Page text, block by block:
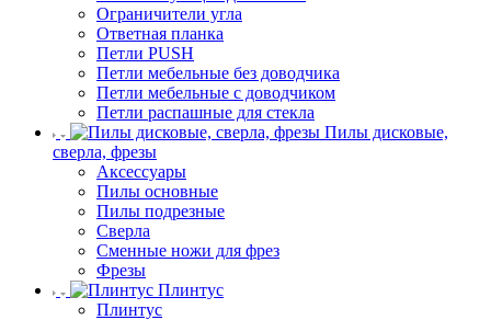
Ограничители угла
Ответная планка
Петли PUSH
Петли мебельные без доводчика
Петли мебельные с доводчиком
Петли распашные для стекла
Пилы дисковые,
сверла, фрезы
Аксессуары
Пилы основные
Пилы подрезные
Сверла
Сменные ножи для фрез
Фрезы
Плинтус
Плинтус